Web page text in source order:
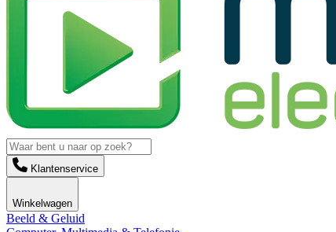
Klantenservice
Winkelwagen
Beeld & Geluid